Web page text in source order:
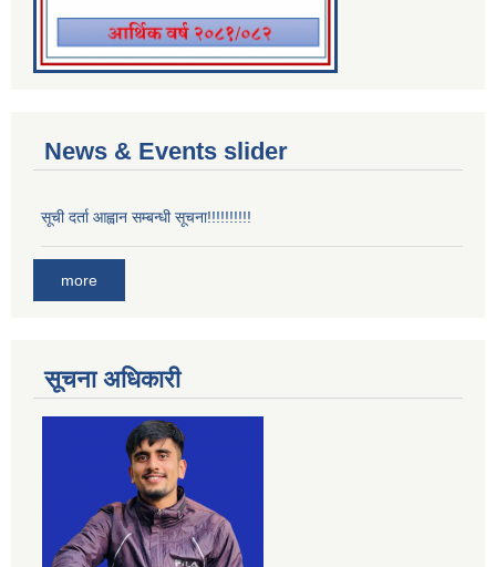
News & Events slider
सूची दर्ता आह्वान सम्बन्धी सूचना!!!!!!!!!!
more
सूचना अधिकारी